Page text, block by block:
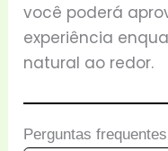
você poderá
experiência
natural ao redor.
Perguntas frequentes